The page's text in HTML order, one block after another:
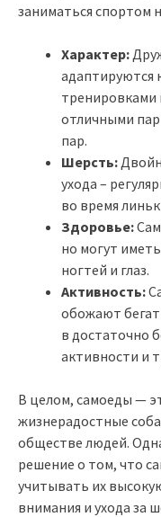
заниматься спортом
Характер:
адаптируются
тренировками
отличными
пар.
Шерсть:
ухода –
во время
Здоровье:
но могут
ногтей и глаз.
Активность:
обожают
в достаточно
активности и
В целом, самоеды —
жизнерадостные
обществе людей.
решение о том, что
учитывать их
внимания и ухода за